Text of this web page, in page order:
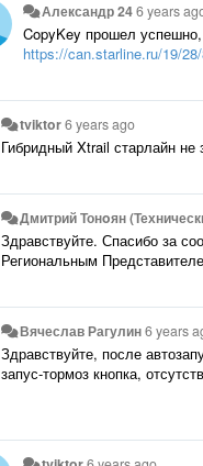
Александр 246 years
CopyKey прошел
https://can.starline.ru/19/
tviktor6 years ago
Гибридный Xtrail старлайн не
Дмитрий Тонoян
Здравствуйте. Спасибо за
Региональным
Вячеслав Рагулин6 years
Здравствуйте, после
запус-тормоз кнопка,